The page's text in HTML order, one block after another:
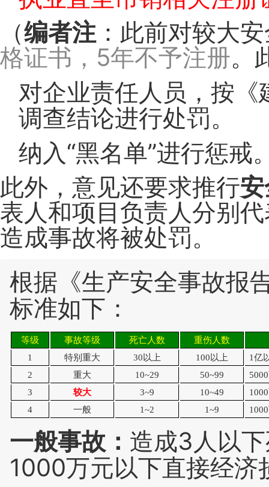
（编者注：此前对较大
格证书，5年不予注册。
对企业责任人员，按
调查结论进行处罚。
纳入“黑名单”进行惩戒
此外，意见还要求推行
表人和项目负责人分别
造成事故将被处罚。
根据《生产安全事故报
标准如下：
等级 事故等级 死亡人数
重伤人数
1
特别重大 30以上 100以上
1亿
2
重大 10~29 50~99
3
较大 3~9 10~49
4
一般 1~2 1~9
一般事故： 造成3人以
1000万元以下直接经济